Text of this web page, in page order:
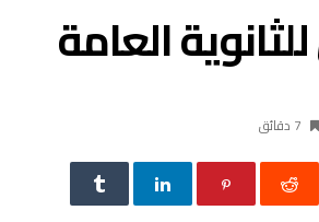
العامة
7 ‫دقائق‬